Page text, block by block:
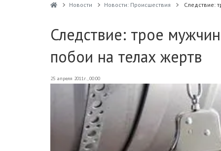
Новости Новости: Происшествия Следствие:
Следствие: трое
побои на телах жертв
25 апреля 2011г., 00:00